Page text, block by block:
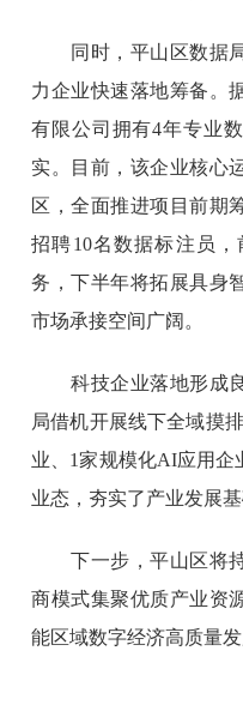
同时，平山区数据局
力企业快速落地筹备。
有限公司拥有4年专业
实。目前，该企业核心
区，全面推进项目前期
招聘10名数据标注员
务，下半年将拓展具身
市场承接空间广阔。
科技企业落地形成良
局借机开展线下全域摸
业、1家规模化AI应用企
业态，夯实了产业发展基
下一步，平山区将持
商模式集聚优质产业资
能区域数字经济高质量发